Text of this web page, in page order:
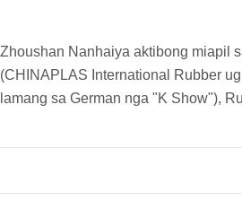
Zhoushan Nanhaiya aktibong miapil
(CHINAPLAS International Rubber
lamang sa German nga "K Show"),